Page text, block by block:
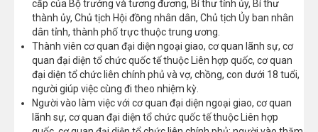
cấp của Bộ trưởng và tương đương, Bí thư tỉnh ủy, Bí thư
thành ủy, Chủ tịch Hội đồng nhân dân, Chủ tịch Ủy ban nhân
dân tỉnh, thành phố trực thuộc trung ương.
Thành viên cơ quan đại diện ngoại giao, cơ quan lãnh sự, cơ
quan đại diện tổ chức quốc tế thuộc Liên hợp quốc, cơ quan
đại diện tổ chức liên chính phủ và vợ, chồng, con dưới 18 tuổi,
người giúp việc cùng đi theo nhiệm kỳ.
Người vào làm việc với cơ quan đại diện ngoại giao, cơ quan
lãnh sự, cơ quan đại diện tổ chức quốc tế thuộc Liên hợp